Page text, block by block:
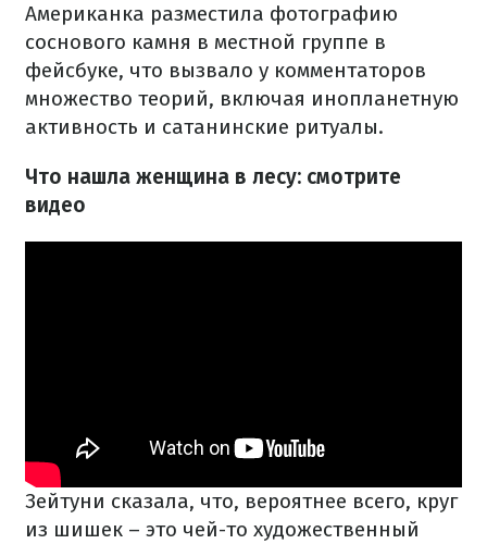
Американка разместила фотографию
соснового камня в местной группе в
фейсбуке, что вызвало у комментаторов
множество теорий, включая инопланетную
активность и сатанинские ритуалы.
Что нашла женщина в лесу: смотрите
видео
Зейтуни сказала, что, вероятнее всего, круг
из шишек – это чей-то художественный